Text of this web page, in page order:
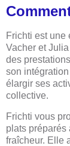
Frichti est une
Vacher et
des
son
élargir ses
collective.
Frichti vous
plats préparés
fraîcheur. Elle